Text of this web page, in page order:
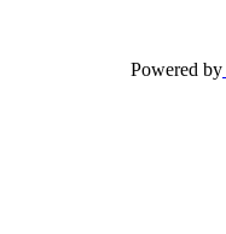
Powered by